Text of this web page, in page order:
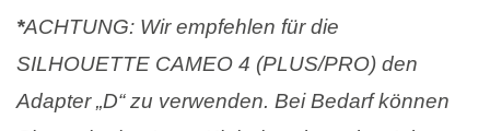
*ACHTUNG: Wir empfehlen für die
SILHOUETTE CAMEO 4 (PLUS/PRO) den
Adapter „D“ zu verwenden. Bei Bedarf können